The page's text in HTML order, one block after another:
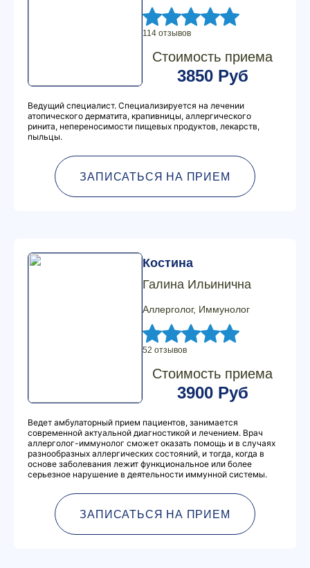
114 отзывов
Стоимость приема
3850 Руб
Ведущий специалист. Специализируется на лечении
атопического дерматита, крапивницы, аллергического
ринита, непереносимости пищевых продуктов, лекарств,
пыльцы.
ЗАПИСАТЬСЯ НА ПРИЕМ
Костина
Галина Ильинична
Аллерголог, Иммунолог
52 отзывов
Стоимость приема
3900 Руб
Ведет амбулаторный прием пациентов, занимается
современной актуальной диагностикой и лечением. Врач
аллерголог-иммунолог сможет оказать помощь и в случаях
разнообразных аллергических состояний, и тогда, когда в
основе заболевания лежит функциональное или более
серьезное нарушение в деятельности иммунной системы.
ЗАПИСАТЬСЯ НА ПРИЕМ